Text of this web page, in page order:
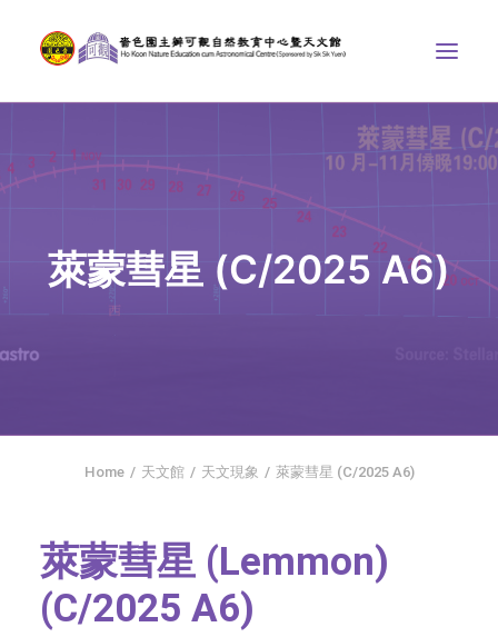
中心介紹
博物天地
字型大小
萊蒙彗星 (C/2025 A6)
Home 天文館 天文現象 萊蒙彗星 (C/2025 A6)
萊蒙彗星 (Lemmon)
(C/2025 A6)